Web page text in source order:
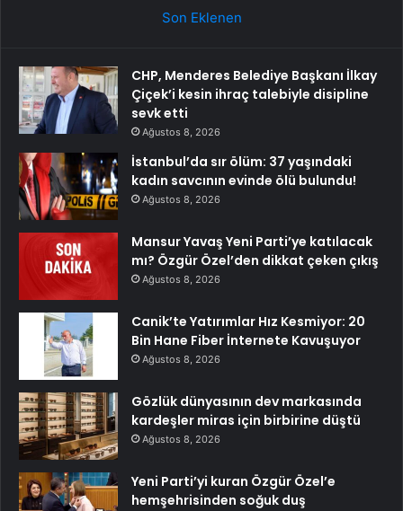
Son Eklenen
CHP, Menderes Belediye Başkanı İlkay
Çiçek’i kesin ihraç talebiyle disipline
sevk etti
Ağustos 8, 2026
İstanbul’da sır ölüm: 37 yaşındaki
kadın savcının evinde ölü bulundu!
Ağustos 8, 2026
Mansur Yavaş Yeni Parti’ye katılacak
mı? Özgür Özel’den dikkat çeken çıkış
Ağustos 8, 2026
Canik’te Yatırımlar Hız Kesmiyor: 20
Bin Hane Fiber İnternete Kavuşuyor
Ağustos 8, 2026
Gözlük dünyasının dev markasında
kardeşler miras için birbirine düştü
Ağustos 8, 2026
Yeni Parti’yi kuran Özgür Özel’e
hemşehrisinden soğuk duş